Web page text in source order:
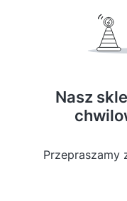
Nasz
Przepraszamy